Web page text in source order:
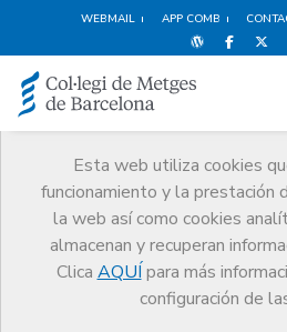
WEBMAIL APP COMB
Esta web utiliza cookies
funcionamiento y la prestación
la web así como cookies
almacenan y recuperan
Clica AQUÍ para más
configuración de
Agenda
Comunicación
Miércoles pediátricos: 'Seguimiento
prematuro'